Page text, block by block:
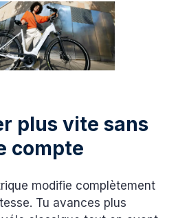
plus vite sans
compte
modifie complètement
Tu avances plus